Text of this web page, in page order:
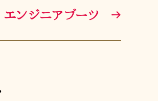
→
エンジニアブーツ